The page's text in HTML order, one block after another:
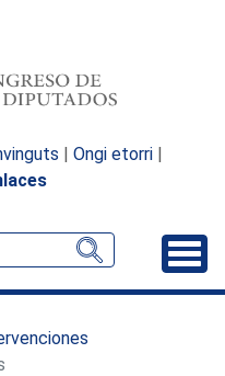
| Ongi etorri |